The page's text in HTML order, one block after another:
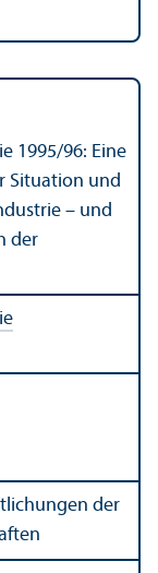
1995/96: Eine
Situation und
– und
der
der